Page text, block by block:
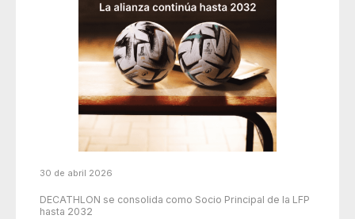
30 de abril 2026
DECATHLON se consolida como Socio Principal de la LFP
hasta 2032